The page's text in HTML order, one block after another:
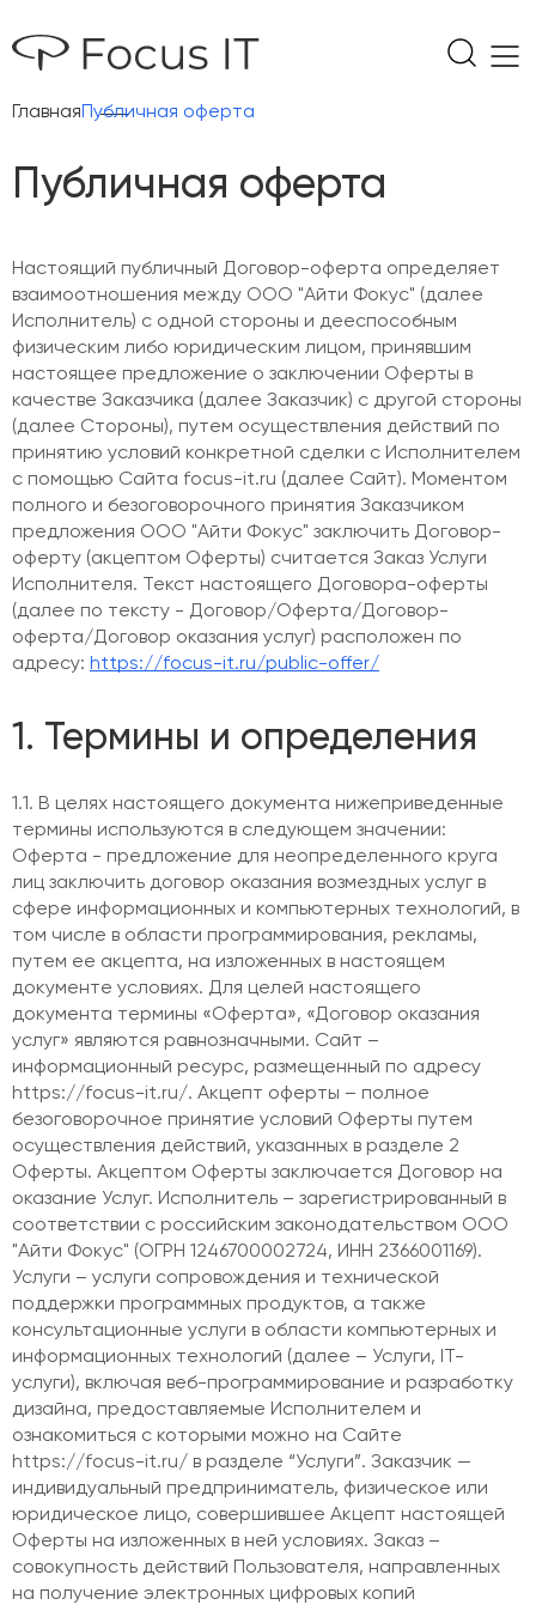
Главная Публичная оферта
Публичная оферта
Настоящий публичный Договор-оферта определяет
взаимоотношения между ООО "Айти Фокус" (далее
Исполнитель) с одной стороны и дееспособным
физическим либо юридическим лицом, принявшим
настоящее предложение о заключении Оферты в
качестве Заказчика (далее Заказчик) с другой стороны
(далее Стороны), путем осуществления действий по
принятию условий конкретной сделки с Исполнителем
с помощью Сайта focus-it.ru (далее Сайт). Моментом
полного и безоговорочного принятия Заказчиком
предложения ООО "Айти Фокус" заключить Договор-
оферту (акцептом Оферты) считается Заказ Услуги
Исполнителя. Текст настоящего Договора-оферты
(далее по тексту - Договор/Оферта/Договор-
оферта/Договор оказания услуг) расположен по
адресу: https://focus-it.ru/public-offer/
1. Термины и определения
1.1. В целях настоящего документа нижеприведенные
термины используются в следующем значении:
Оферта - предложение для неопределенного круга
лиц заключить договор оказания возмездных услуг в
сфере информационных и компьютерных технологий, в
том числе в области программирования, рекламы,
путем ее акцепта, на изложенных в настоящем
документе условиях. Для целей настоящего
документа термины «Оферта», «Договор оказания
услуг» являются равнозначными. Сайт –
информационный ресурс, размещенный по адресу
https://focus-it.ru/. Акцепт оферты – полное
безоговорочное принятие условий Оферты путем
осуществления действий, указанных в разделе 2
Оферты. Акцептом Оферты заключается Договор на
оказание Услуг. Исполнитель – зарегистрированный в
соответствии с российским законодательством ООО
"Айти Фокус" (ОГРН 1246700002724, ИНН 2366001169).
Услуги – услуги сопровождения и технической
поддержки программных продуктов, а также
консультационные услуги в области компьютерных и
информационных технологий (далее – Услуги, IT-
услуги), включая веб-программирование и разработку
дизайна, предоставляемые Исполнителем и
ознакомиться с которыми можно на Сайте
https://focus-it.ru/ в разделе “Услуги”. Заказчик —
индивидуальный предприниматель, физическое или
юридическое лицо, совершившее Акцепт настоящей
Оферты на изложенных в ней условиях. Заказ –
совокупность действий Пользователя, направленных
на получение электронных цифровых копий